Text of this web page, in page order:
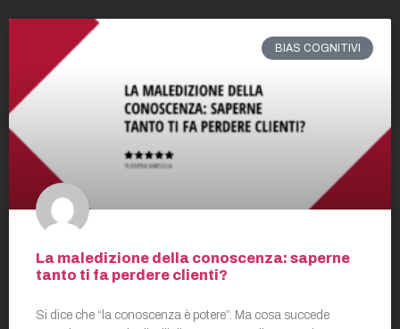
BIAS COGNITIVI
La maledizione della conoscenza: saperne
tanto ti fa perdere clienti?
Si dice che “la conoscenza è potere”. Ma cosa succede